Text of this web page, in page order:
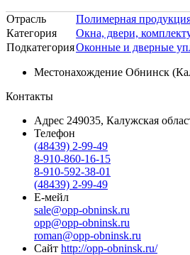
Отрасль
Полимерная
Категория
Окна, двери,
ПодкатегорияОконные и дверные
Местонахождение Обнинск
Контакты
Адрес 249035, Калужская
Телефон
(48439) 2-99-49
8-910-860-16-15
8-910-592-38-01
(48439) 2-99-49
Е-мейл
sale@opp-obninsk.ru
opp@opp-obninsk.ru
roman@opp-obninsk.ru
Сайт http://opp-obninsk.ru/